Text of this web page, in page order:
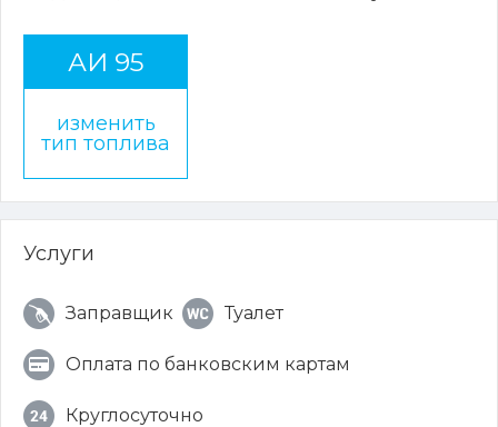
АИ 95
изменить
тип топлива
Услуги
Заправщик Туалет
Оплата по банковским картам
Круглосуточно